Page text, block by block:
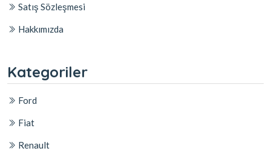
Satış Sözleşmesi
Hakkımızda
Kategoriler
Ford
Fiat
Renault